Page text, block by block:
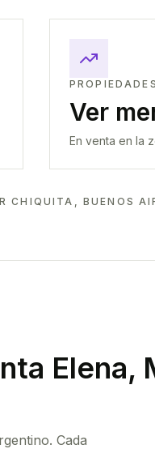
Ver
En venta en la
CHIQUITA, BUENOS
Elena,
Cada